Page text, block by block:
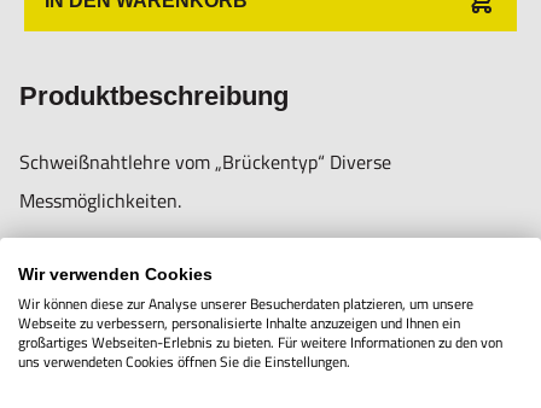
Verletzungen führen.
Hogetex/Kometex B.V., Gesinkkampstraat 1,7051 HR
Varsseveld/ Netherlands, email: Info@hogetex.com
Produktbeschreibung
Schweißnahtlehre vom „Brückentyp“ Diverse
Messmöglichkeiten.
Messungen vor Schweißung von 0° bis 60° sowie Dicke von
Schweißnähten
Wir verwenden Cookies
Wir können diese zur Analyse unserer Besucherdaten platzieren, um unsere
Webseite zu verbessern, personalisierte Inhalte anzuzeigen und Ihnen ein
großartiges Webseiten-Erlebnis zu bieten. Für weitere Informationen zu den von
uns verwendeten Cookies öffnen Sie die Einstellungen.